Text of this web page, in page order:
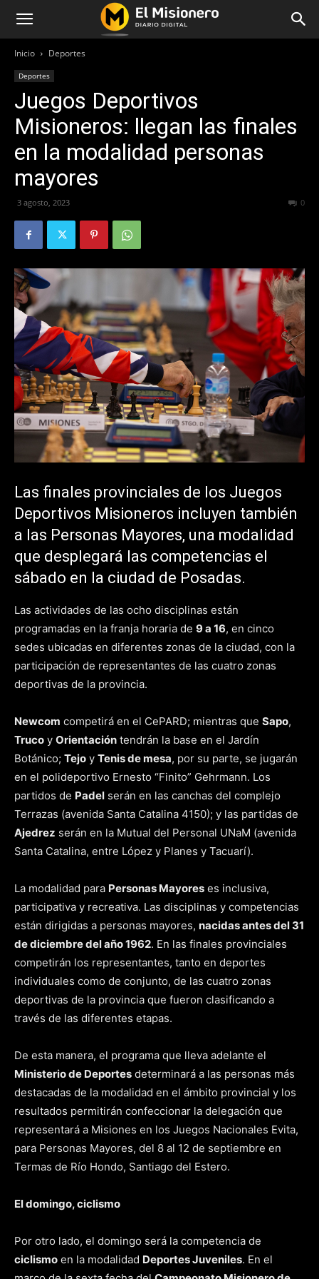
Inicio Deportes
Deportes
Juegos Deportivos
Misioneros: llegan las finales
en la modalidad personas
mayores
3 agosto, 2023 0
Las finales provinciales de los Juegos
Deportivos Misioneros incluyen también
a las Personas Mayores, una modalidad
que desplegará las competencias el
sábado en la ciudad de Posadas.
Las actividades de las ocho disciplinas están
programadas en la franja horaria de 9 a 16, en cinco
sedes ubicadas en diferentes zonas de la ciudad, con la
participación de representantes de las cuatro zonas
deportivas de la provincia.
Newcom competirá en el CePARD; mientras que Sapo,
Truco y Orientación tendrán la base en el Jardín
Botánico; Tejo y Tenis de mesa, por su parte, se jugarán
en el polideportivo Ernesto “Finito” Gehrmann. Los
partidos de Padel serán en las canchas del complejo
Terrazas (avenida Santa Catalina 4150); y las partidas de
Ajedrez serán en la Mutual del Personal UNaM (avenida
Santa Catalina, entre López y Planes y Tacuarí).
La modalidad para Personas Mayores es inclusiva,
participativa y recreativa. Las disciplinas y competencias
están dirigidas a personas mayores, nacidas antes del 31
de diciembre del año 1962. En las finales provinciales
competirán los representantes, tanto en deportes
individuales como de conjunto, de las cuatro zonas
deportivas de la provincia que fueron clasificando a
través de las diferentes etapas.
De esta manera, el programa que lleva adelante el
Ministerio de Deportes determinará a las personas más
destacadas de la modalidad en el ámbito provincial y los
resultados permitirán confeccionar la delegación que
representará a Misiones en los Juegos Nacionales Evita,
para Personas Mayores, del 8 al 12 de septiembre en
Termas de Río Hondo, Santiago del Estero.
El domingo, ciclismo
Por otro lado, el domingo será la competencia de
ciclismo en la modalidad Deportes Juveniles. En el